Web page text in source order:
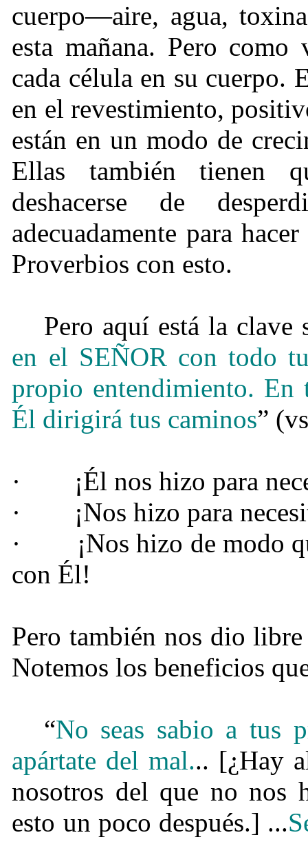
cuerpo—aire, agua,
esta mañana. Pero como
cada célula en su cuerpo.
en el revestimiento,
están en un modo de
Ellas también tienen
deshacerse de
adecuadamente para
Proverbios con esto.
Pero aquí está la clave
en el SEÑOR con todo
propio entendimiento. En
Él dirigirá tus caminos”
·
¡Él nos hizo para
·
¡Nos hizo para
·
¡Nos hizo de modo
con Él!
Pero también nos dio
Notemos los beneficios
“No seas sabio a tus
apártate del mal... [¿Hay
nosotros del que no nos
esto un poco después.] ...